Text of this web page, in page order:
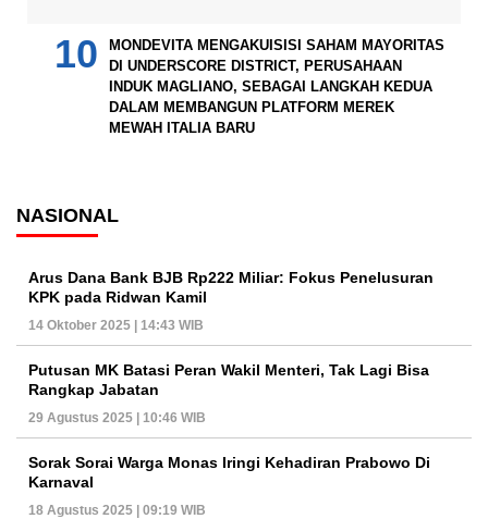
MONDEVITA MENGAKUISISI SAHAM MAYORITAS
DI UNDERSCORE DISTRICT, PERUSAHAAN
INDUK MAGLIANO, SEBAGAI LANGKAH KEDUA
DALAM MEMBANGUN PLATFORM MEREK
MEWAH ITALIA BARU
NASIONAL
Arus Dana Bank BJB Rp222 Miliar: Fokus Penelusuran
KPK pada Ridwan Kamil
14 Oktober 2025 | 14:43 WIB
Putusan MK Batasi Peran Wakil Menteri, Tak Lagi Bisa
Rangkap Jabatan
29 Agustus 2025 | 10:46 WIB
Sorak Sorai Warga Monas Iringi Kehadiran Prabowo Di
Karnaval
18 Agustus 2025 | 09:19 WIB